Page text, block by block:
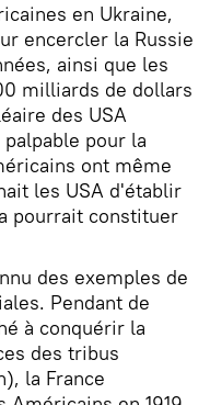
en Ukraine,
encercler la Russie
ainsi que les
milliards de dollars
des USA
pour la
ont même
les USA d'établir
pourrait constituer
des exemples de
Pendant de
à conquérir la
des tribus
la France